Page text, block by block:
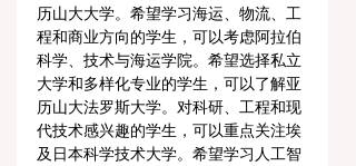
历山大大学。希望学习海运、物流、工
程和商业方向的学生，可以考虑阿拉伯
科学、技术与海运学院。希望选择私立
大学和多样化专业的学生，可以了解亚
历山大法罗斯大学。对科研、工程和现
代技术感兴趣的学生，可以重点关注埃
及日本科学技术大学。希望学习人工智